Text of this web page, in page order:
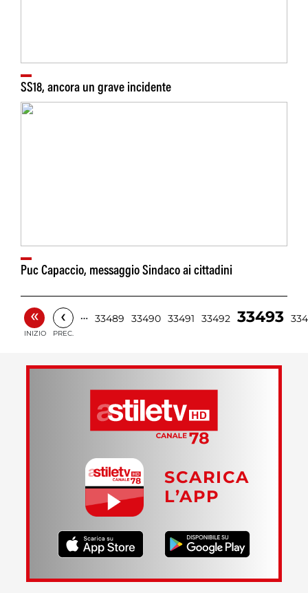
SS18, ancora un grave incidente
Puc Capaccio, messaggio Sindaco ai cittadini
«
INIZIO
‹
PREC.
… 33489 33490 33491 33492 33493
SCARICA
L’APP